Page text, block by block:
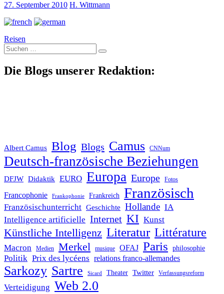
27. September 2010 H. Wittmann
Reisen
Suche
nach:
Die Blogs unserer Redaktion:
Albert Camus Blog Blogs Camus CNNum
Deutsch-französische Beziehungen
DFJW Didaktik EURO Europa Europe Fotos
Francophonie Frankophonie Frankreich Französisch
Französischunterricht Geschichte Hollande IA
Intelligence artificielle Internet KI Kunst
Künstliche Intelligenz Literatur Littérature
Macron Medien Merkel musique OFAJ Paris philosophie
Politik Prix des lycéens relations franco-allemandes
Sarkozy Sartre Sicard Theater Twitter Verfassungsreform
Verteidigung Web 2.0